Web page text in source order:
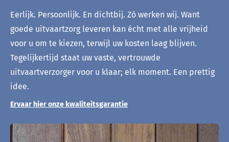
Eerlijk. Persoonlijk. En dichtbij. Zó werken wij. Want
goede uitvaartzorg leveren kan écht met alle vrijheid
voor u om te kiezen, terwijl uw kosten laag blijven.
Tegelijkertijd staat uw vaste, vertrouwde
uitvaartverzorger voor u klaar; elk moment. Een prettig
idee.
Ervaar hier onze kwaliteitsgarantie